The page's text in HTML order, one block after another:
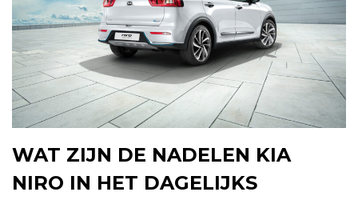
WAT ZIJN DE NADELEN KIA
NIRO IN HET DAGELIJKS